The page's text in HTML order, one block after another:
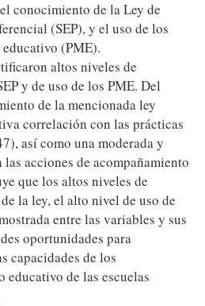
conocimiento de la Ley de
(SEP), y el uso de los
(PME).
altos niveles de
y de uso de los PME. Del
de la mencionada ley
correlación con las prácticas
así como una moderada y
acciones de acompañamiento
que los altos niveles de
la ley, el alto nivel de uso de
entre las variables y sus
oportunidades para
capacidades de los
educativo de las escuelas